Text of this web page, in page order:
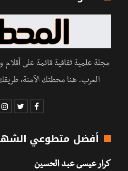
مجلة علمية ثقافية قائمة على
العرب. هنا محطتك الآمنة،
أفضل متطوعي
كرار عيسى عبد الحسين